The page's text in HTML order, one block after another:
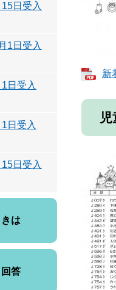
新
日受入
1日受入
日受入
日受入
日受入
は
答